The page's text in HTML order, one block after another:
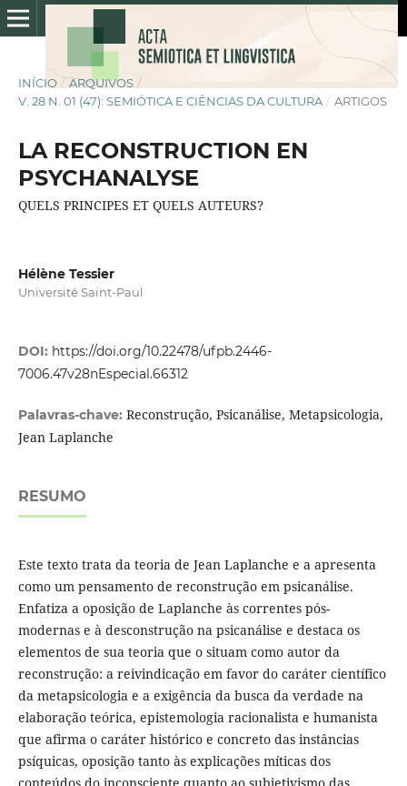
INÍCIO / ARQUIVOS /
V. 28 N. 01 (47): SEMIÓTICA E CIÊNCIAS DA CULTURA / ARTIGOS
LA RECONSTRUCTION EN
PSYCHANALYSE
QUELS PRINCIPES ET QUELS AUTEURS?
Hélène Tessier
Université Saint-Paul
DOI: https://doi.org/10.22478/ufpb.2446-
7006.47v28nEspecial.66312
Palavras-chave: Reconstrução, Psicanálise, Metapsicologia,
Jean Laplanche
RESUMO
Este texto trata da teoria de Jean Laplanche e a apresenta
como um pensamento de reconstrução em psicanálise.
Enfatiza a oposição de Laplanche às correntes pós-
modernas e à desconstrução na psicanálise e destaca os
elementos de sua teoria que o situam como autor da
reconstrução: a reivindicação em favor do caráter científico
da metapsicologia e a exigência da busca da verdade na
elaboração teórica, epistemologia racionalista e humanista
que afirma o caráter histórico e concreto das instâncias
psíquicas, oposição tanto às explicações míticas dos